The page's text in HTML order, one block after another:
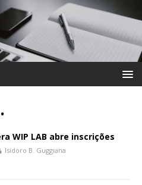
WIP LAB abre inscrições
Isidoro B. Guggiana